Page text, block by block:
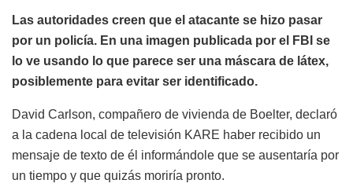
Las autoridades creen que el atacante se hizo pasar
por un policía. En una imagen publicada por el FBI se
lo ve usando lo que parece ser una máscara de látex,
posiblemente para evitar ser identificado.
David Carlson, compañero de vivienda de Boelter, declaró
a la cadena local de televisión KARE haber recibido un
mensaje de texto de él informándole que se ausentaría por
un tiempo y que quizás moriría pronto.